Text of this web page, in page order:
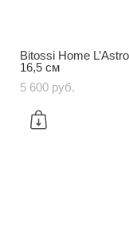
Bitossi Home
16,5 см
5 600 pуб.